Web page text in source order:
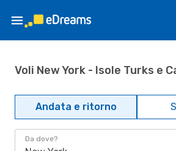
Voli New York - Isole Turks e
Andata e ritorno
Da dove?